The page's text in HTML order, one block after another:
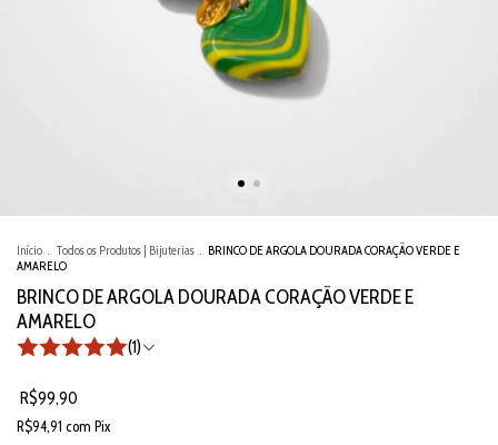
Início . Todos os Produtos | Bijuterias . BRINCO DE ARGOLA DOURADA CORAÇÃO VERDE E
AMARELO
BRINCO DE ARGOLA DOURADA CORAÇÃO VERDE E
AMARELO
(1)
R$99,90
R$94,91 com Pix